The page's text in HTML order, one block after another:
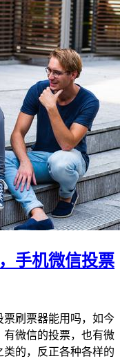
手机微信投票
刷票器能用吗，如今
微信的投票，也有微
的，反正各种各样的